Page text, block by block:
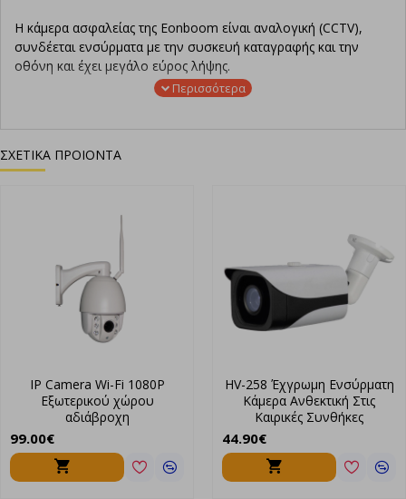
Η κάμερα ασφαλείας της Eonboom είναι αναλογική (CCTV),
συνδέεται ενσύρματα με την συσκευή καταγραφής και την
οθόνη και έχει μεγάλο εύρος λήψης.
Διαθέτει αδιάβροχη προστασία για να μπορεί να λειτουργήσει
Τέλος, είναι εφοδιασμένη με φώτα led υπερύθρων έτσι ώστε
να είναι δυνατή η καταγραφή της εικόνας σε απόλυτο σκοτάδι.
Χαρακτηριστικά:
Κάμερα IP, WiFi
Τοποθέτηση σε τοίχο εξωτερικού χώρου (IP66)
4 x IR LED με φίλτρο ICR,
Esee Cloud
Δέχεται micro SD για καταγραφή.
Τροφοδοσίας 12VDC(ΔΕΝ ΠΑΡΕΧΕΤΑΙ)
ΣΧΕΤΙΚΑ ΠΡΟΙΟΝΤΑ
IP Camera Wi-Fi 1080P
Εξωτερικού χώρου
αδιάβροχη
99.00€
HV-258 Έχγρωμη Eνσύρματη
Κάμερα Ανθεκτική Στις
Καιρικές Συνθήκες
44.90€